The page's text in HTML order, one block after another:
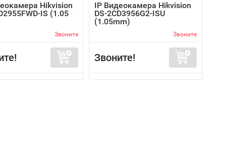
Hikvision
IS (1.05
Звоните
IP Видеокамера Hikvision
DS-2CD3956G2-ISU
(1.05mm)
Звоните
Звоните!